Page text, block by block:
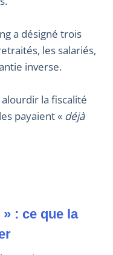
a désigné trois
les salariés,
inverse.
la fiscalité
payaient « déjà
: ce que la